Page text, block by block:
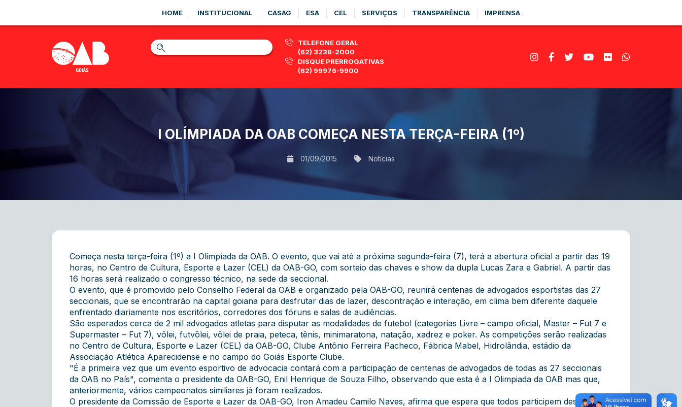
HOME INSTITUCIONAL CASAG ESA CEL SERVIÇOS TRANSPARÊNCIA IMPRENSA
TELEFONE GERAL
(62) 3238-2000
DISQUE PRERROGATIVAS
(62) 99976-9900
I OLÍMPIADA DA OAB COMEÇA NESTA TERÇA-FEIRA (1º)
01/09/2015 Notícias
Começa nesta terça-feira (1º) a I Olimpíada da OAB. O evento, que vai até a próxima segunda-feira (7), terá a abertura oficial a partir das 19
horas, no Centro de Cultura, Esporte e Lazer (CEL) da OAB-GO, com sorteio das chaves e show da dupla Lucas Zara e Gabriel. A partir das
16 horas será realizado o congresso técnico, na sede da seccional.
O evento, que é promovido pelo Conselho Federal da OAB e organizado pela OAB-GO, reunirá centenas de advogados esportistas das 27
seccionais, que se encontrarão na capital goiana para desfrutar dias de lazer, descontração e interação, em clima bem diferente daquele
enfrentado diariamente nos escritórios, corredores dos fóruns e salas de audiências.
São esperados cerca de 2 mil advogados atletas para disputar as modalidades de futebol (categorias Livre – campo oficial, Master – Fut 7 e
Supermaster – Fut 7), vôlei, futvôlei, vôlei de praia, peteca, tênis, minimaratona, natação, xadrez e poker. As competições serão realizadas
no Centro de Cultura, Esporte e Lazer (CEL) da OAB-GO, Clube Antônio Ferreira Pacheco, Fábrica Mabel, Hidrolândia, estádio da
Associação Atlética Aparecidense e no campo do Goiás Esporte Clube.
"É a primeira vez que um evento esportivo de advocacia contará com a participação de centenas de advogados de todas as 27 seccionais
da OAB no País", comenta o presidente da OAB-GO, Enil Henrique de Souza Filho, observando que esta é a I Olimpiada da OAB mas que,
anteriormente, vários campeonatos similiares já foram realizados.
O presidente da Comissão de Esporte e Lazer da OAB-GO, Iron Amadeu Camilo Naves, afirma que espera que todos participem desse